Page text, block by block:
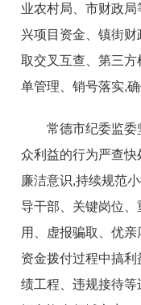
业农村局、市财政
兴项目资金、镇街
取交叉互查、第三
单管理、销号落实,
常德市纪委监
众利益的行为严查
廉洁意识,持续规范
导干部、关键岗位
用、虚报骗取、优亲
资金拨付过程中搞
绩工程、违规接待